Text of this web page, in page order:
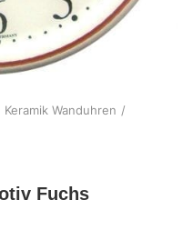
Keramik Wanduhren
Fuchs